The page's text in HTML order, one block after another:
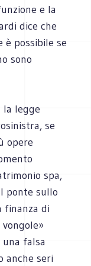
e la
dice che
è possibile se
sono
la legge
se
opere
spa,
ponte sullo
finanza di
falsa
anche seri